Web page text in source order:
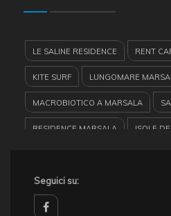
LE SALINE RESIDENCE RENT
KITE SURF LUNGOMARE
MACROBIOTICO A MARSALA
RESIDENCE MARSALA ISOLE
CASE VACANZA SICILIA
MARSALA
Seguici su: